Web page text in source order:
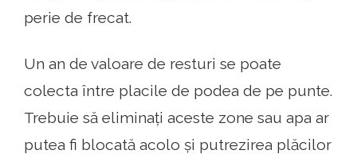
perie de frecat.
Un an de valoare de resturi se poate
colecta între placile de podea de pe punte.
Trebuie să eliminați aceste zone sau apa ar
putea fi blocată acolo și putrezirea plăcilor